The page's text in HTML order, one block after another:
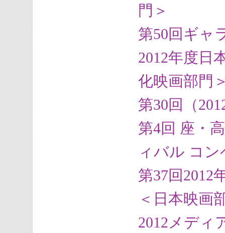
門＞
第50回ギャ
2012年度日
化映画部門
第30回（
第4回 座・
ィバル コ
第37回2012
＜日本映画
2012メディ